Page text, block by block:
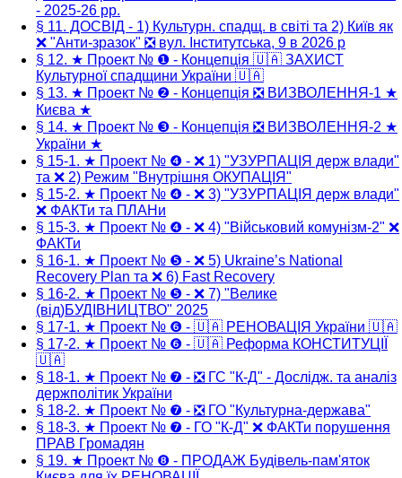
- 2025-26 рр.
§ 11. ДОСВІД - 1) Культурн. спадщ. в світі та 2) Київ як
❌ "Анти-зразок" ❎ вул. Інститутська, 9 в 2026 р
§ 12. ★ Проект № ❶ - Концепція 🇺🇦 ЗАХИСТ
Культурної спадщини України 🇺🇦
§ 13. ★ Проект № ❷ - Концепція ❎ ВИЗВОЛЕННЯ-1 ★
Києва ★
§ 14. ★ Проект № ❸ - Концепція ❎ ВИЗВОЛЕННЯ-2 ★
України ★
§ 15-1. ★ Проект № ❹ - ❌ 1) "УЗУРПАЦІЯ держ влади"
та ❌ 2) Режим "Внутрішня ОКУПАЦІЯ"
§ 15-2. ★ Проект № ❹ - ❌ 3) "УЗУРПАЦІЯ держ влади"
❌ ФАКТи та ПЛАНи
§ 15-3. ★ Проект № ❹ - ❌ 4) "Військовий комунізм-2" ❌
ФАКТи
§ 16-1. ★ Проект № ❺ - ❌ 5) Ukraine’s National
Recovery Plan та ❌ 6) Fast Recovery
§ 16-2. ★ Проект № ❺ - ❌ 7) "Велике
(від)БУДІВНИЦТВО" 2025
§ 17-1. ★ Проект № ❻ - 🇺🇦 РЕНОВАЦІЯ України 🇺🇦
§ 17-2. ★ Проект № ❻ - 🇺🇦 Реформа КОНСТИТУЦІЇ
🇺🇦
§ 18-1. ★ Проект № ❼ - ❎ ГС "К-Д" - Дослідж. та аналіз
держполітик України
§ 18-2. ★ Проект № ❼ - ❎ ГО "Культурна-держава"
§ 18-3. ★ Проект № ❼ - ГО "К-Д" ❌ ФАКТи порушення
ПРАВ Громадян
§ 19. ★ Проект № ❽ - ПРОДАЖ Будівель-пам'яток